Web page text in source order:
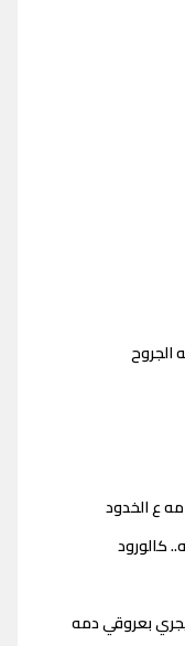
الجروح
ع الخدود
كالورود
بعروقي دمه